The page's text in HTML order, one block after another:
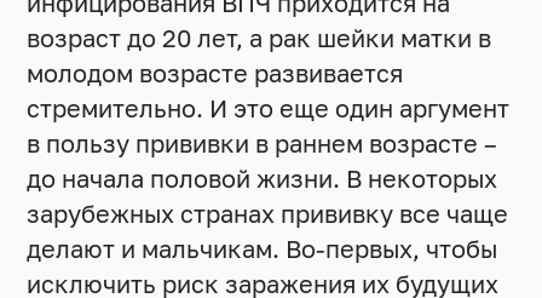
возраст до 20 лет, а рак шейки матки в
молодом возрасте развивается
стремительно. И это еще один аргумент
в пользу прививки в раннем возрасте –
до начала половой жизни. В некоторых
зарубежных странах прививку все чаще
делают и мальчикам. Во-первых, чтобы
исключить риск заражения их будущих